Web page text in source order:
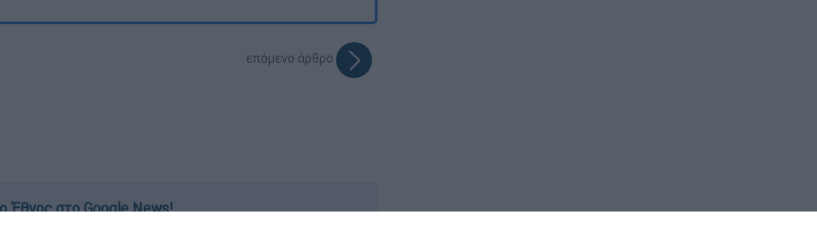
επόμενο άρθρο
Έθνος στο Google News!